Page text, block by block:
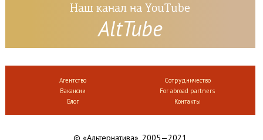
Наш канал на YouTube
AltTube
Агентство
Сотрудничество
Вакансии
For abroad partners
Блог
Контакты
© «Альтернатива», 2005—2021